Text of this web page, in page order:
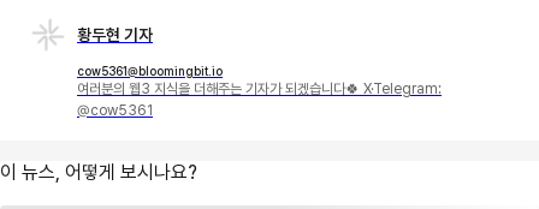
황두현 기자
cow5361@bloomingbit.io
여러분의 웹3 지식을 더해주는 기자가 되겠습니다🍀 X·Telegram:
@cow5361
이 뉴스, 어떻게 보시나요?